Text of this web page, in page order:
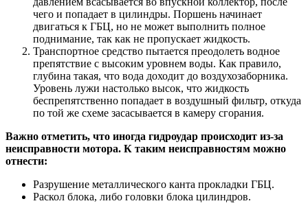
чего и попадает в цилиндры. Поршень начинает
двигаться к ГБЦ, но не может выполнить полное
поднимание, так как не пропускает жидкость.
Транспортное средство пытается преодолеть водное
препятствие с высоким уровнем воды. Как правило,
глубина такая, что вода доходит до воздухозаборника.
Уровень лужи настолько высок, что жидкость
беспрепятственно попадает в воздушный фильтр, откуда
по той же схеме засасывается в камеру сгорания.
Важно отметить, что иногда гидроудар происходит из-за
неисправности мотора. К таким неисправностям можно
отнести:
Разрушение металлического канта прокладки ГБЦ.
Раскол блока, либо головки блока цилиндров.